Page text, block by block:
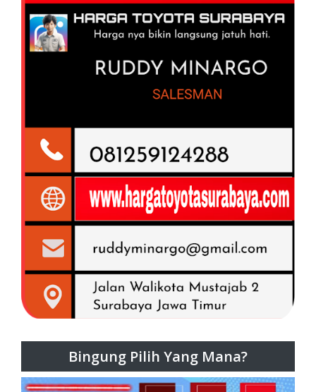
Bingung Pilih Yang Mana?